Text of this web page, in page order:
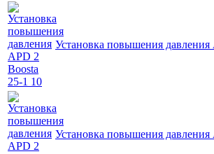
Установка повышения давления
Установка повышения давления